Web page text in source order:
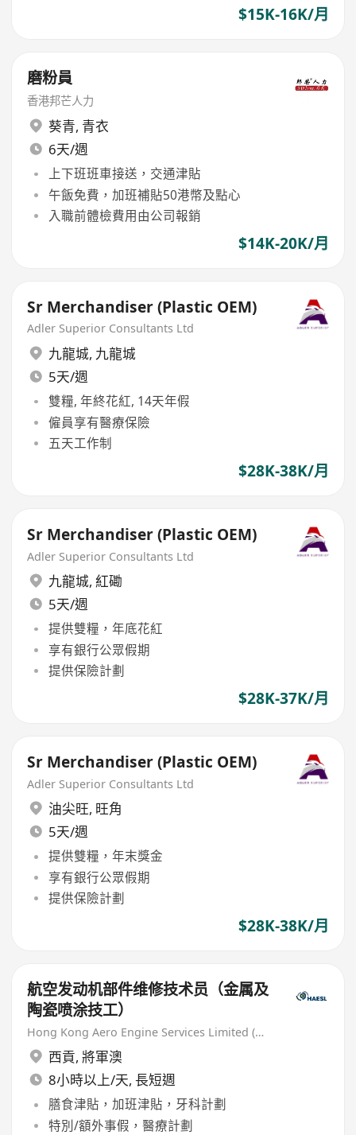
$15K-16K/月
磨粉員
香港邦芒人力
葵青, 青衣
6天/週
上下班班車接送，交通津貼
午飯免費，加班補貼50港幣及點心
入職前體檢費用由公司報銷
$14K-20K/月
Sr Merchandiser (Plastic OEM)
Adler Superior Consultants Ltd
九龍城, 九龍城
5天/週
雙糧, 年終花紅, 14天年假
僱員享有醫療保險
五天工作制
$28K-38K/月
Sr Merchandiser (Plastic OEM)
Adler Superior Consultants Ltd
九龍城, 紅磡
5天/週
提供雙糧，年底花紅
享有銀行公眾假期
提供保險計劃
$28K-37K/月
Sr Merchandiser (Plastic OEM)
Adler Superior Consultants Ltd
油尖旺, 旺角
5天/週
提供雙糧，年末獎金
享有銀行公眾假期
提供保險計劃
$28K-38K/月
航空发动机部件维修技术员（金属及
陶瓷喷涂技工）
Hong Kong Aero Engine Services Limited (HAESL)
西貢, 將軍澳
8小時以上/天, 長短週
膳食津貼，加班津貼，牙科計劃
特別/額外事假，醫療計劃